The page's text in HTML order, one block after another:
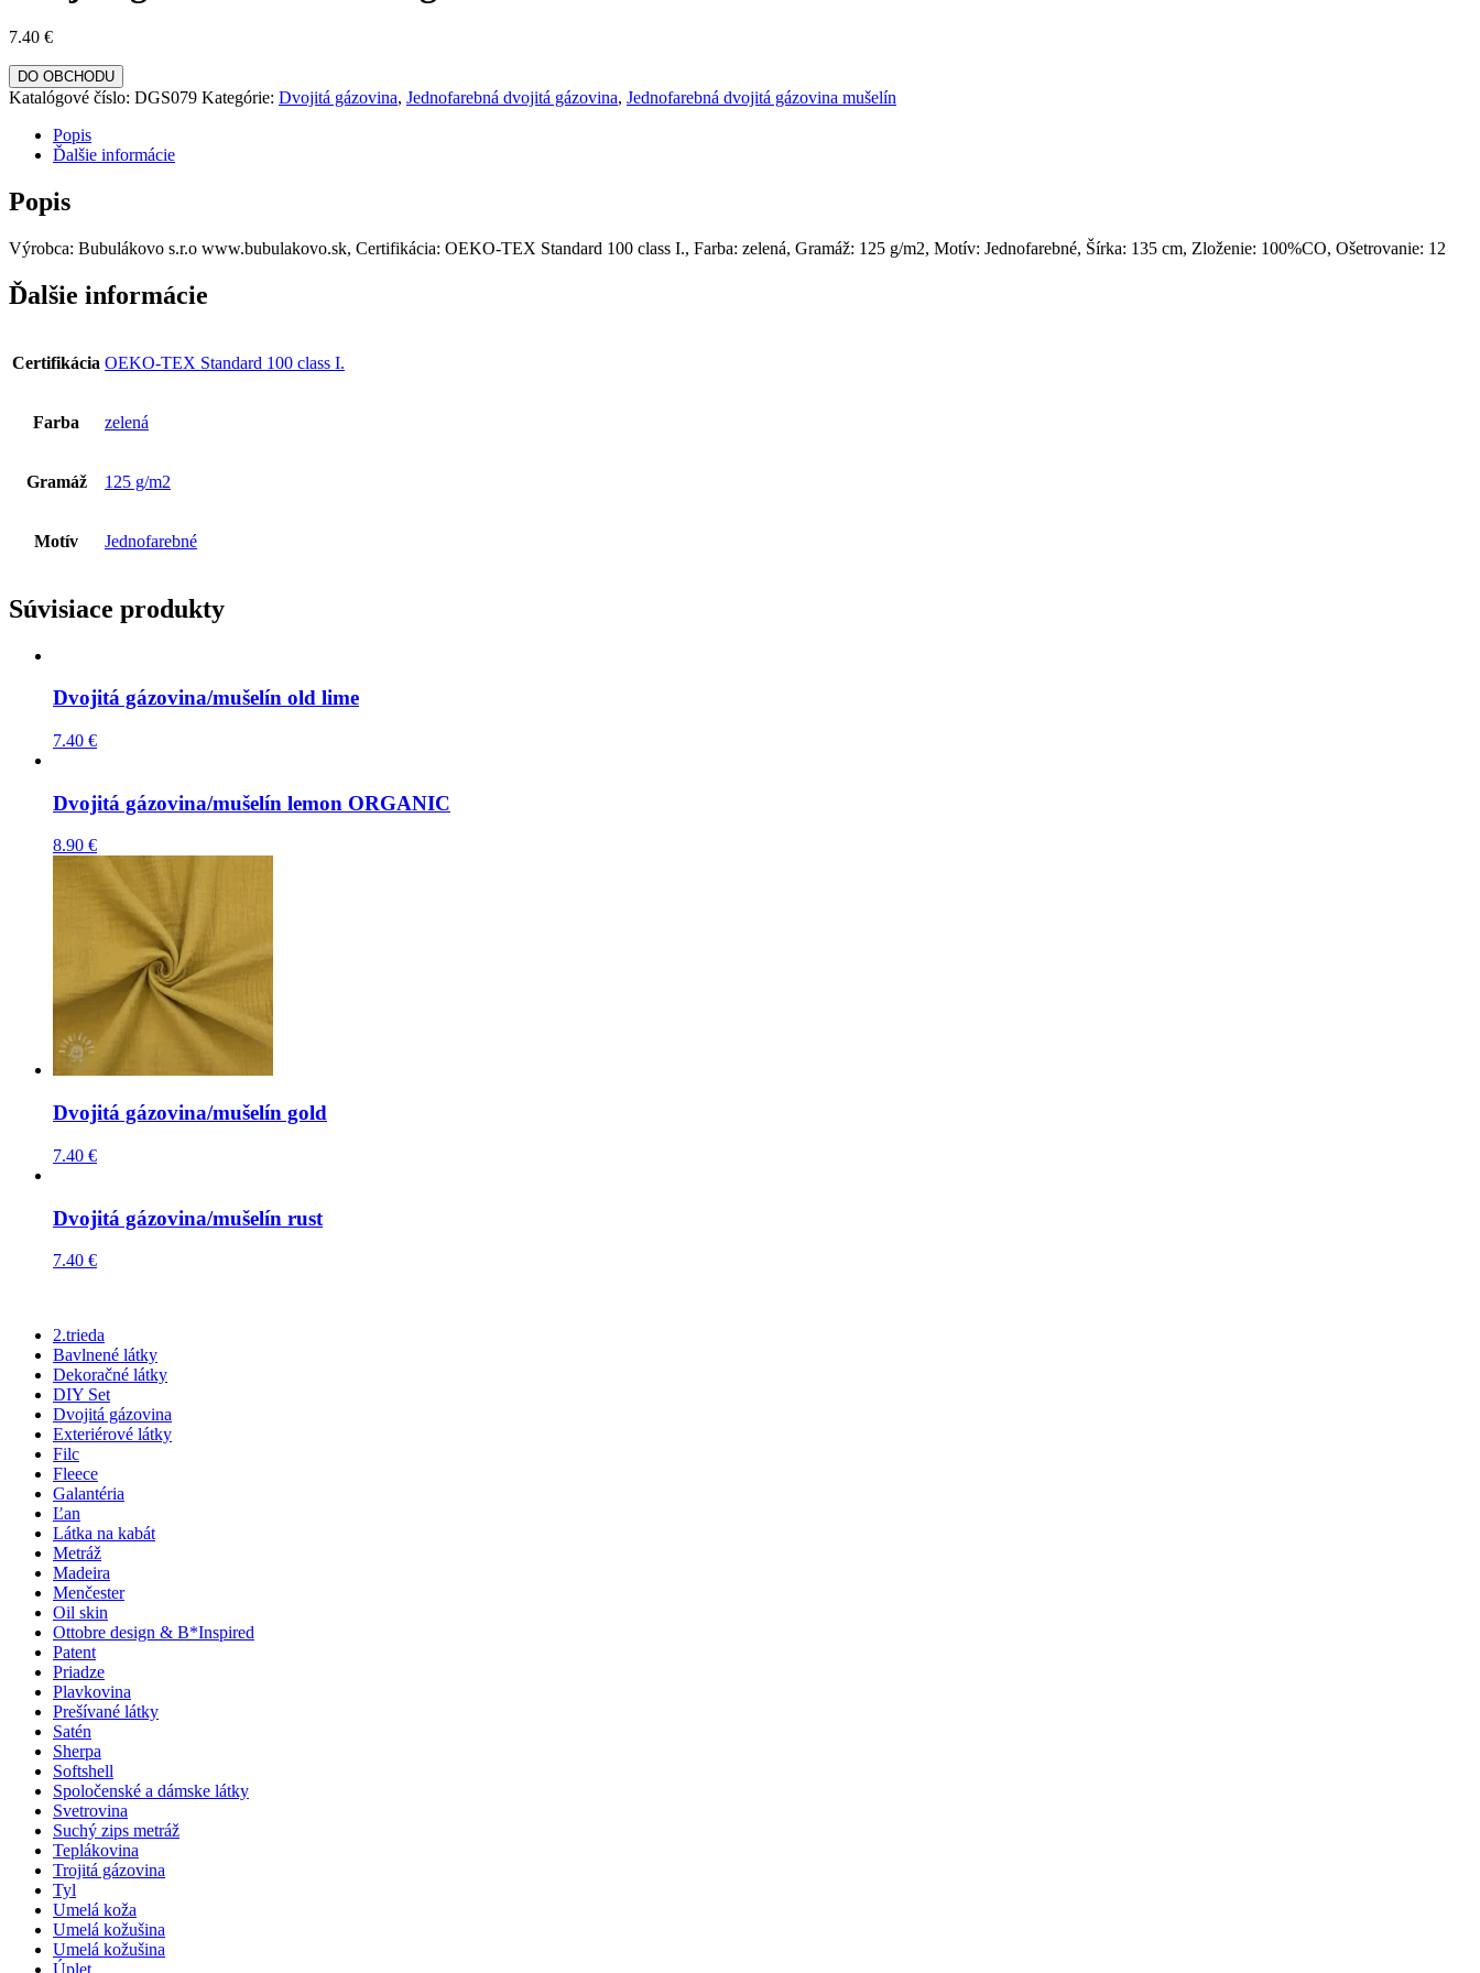
7.40 €
DO OBCHODU
Katalógové číslo: DGS079 Kategórie: Dvojitá gázovina, Jednofarebná dvojitá gázovina, Jednofarebná dvojitá gázovina mušelín
Popis
Ďalšie informácie
Popis
Výrobca: Bubulákovo s.r.o www.bubulakovo.sk, Certifikácia: OEKO-TEX Standard 100 class I., Farba: zelená, Gramáž: 125 g/m2, Motív: Jednofarebné, Šírka: 135 cm, Zloženie: 100%CO, Ošetrovanie: 12
Ďalšie informácie
Certifikácia OEKO-TEX Standard 100 class I.
Farba zelená
Gramáž 125 g/m2
Motív Jednofarebné
Súvisiace produkty
Dvojitá gázovina/mušelín old lime
7.40 €
Dvojitá gázovina/mušelín lemon ORGANIC
8.90 €
Dvojitá gázovina/mušelín gold
7.40 €
Dvojitá gázovina/mušelín rust
7.40 €
2.trieda
Bavlnené látky
Dekoračné látky
DIY Set
Dvojitá gázovina
Exteriérové látky
Filc
Fleece
Galantéria
Ľan
Látka na kabát
Metráž
Madeira
Menčester
Oil skin
Ottobre design & B*Inspired
Patent
Priadze
Plavkovina
Prešívané látky
Satén
Sherpa
Softshell
Spoločenské a dámske látky
Svetrovina
Suchý zips metráž
Teplákovina
Trojitá gázovina
Tyl
Umelá koža
Umelá kožušina
Umelá kožušina